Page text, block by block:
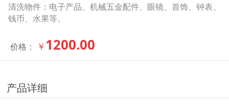
清洗物件：电子产品、机械五金配件、眼镜、首饰、钟表、
钱币、水果等。
价格： ￥ 1200.00
产品详细